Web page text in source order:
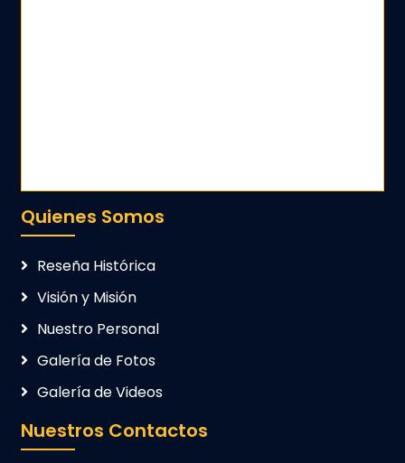
Nuestros Contactos
Quienes Somos
Reseña Histórica
Visión y Misión
Nuestro Personal
Galería de Fotos
Galería de Videos